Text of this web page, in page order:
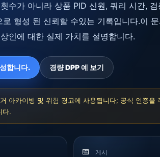
수가 아니라 상품 PID 신원, 쿼리 시간,
형성 된 신뢰할 수있는 기록입니다.이
인에 대한 실제 가치를 설명합니다.
합니다. 경량 DPP 예 보기
아카이빙 및 위험 경고에 사용됩니다; 공식 인증을
다.
📅 게시